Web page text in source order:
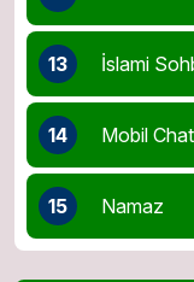
13 İslami
14 Mobil
15 Namaz